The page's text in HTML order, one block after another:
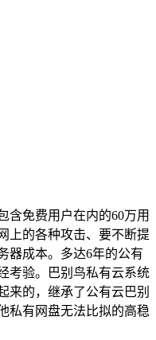
含免费用户在内的60万用
上的各种攻击、要不断提
器成本。多达6年的公有
考验。巴别鸟私有云系统
来的，继承了公有云巴别
私有网盘无法比拟的高稳